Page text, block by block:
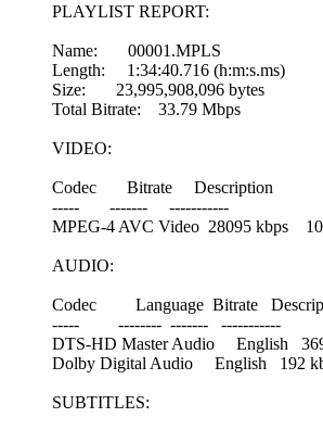
PLAYLIST REPORT:
Name: 00001.MPLS
Length: 1:34:40.716 (h:m:s.ms)
Size: 23,995,908,096 bytes
Total Bitrate: 33.79 Mbps
VIDEO:
Codec Bitrate Description
----- ------- -----------
MPEG-4 AVC Video 28095 kbps
AUDIO:
Codec Language Bitrate
----- -------- ------- -----------
DTS-HD Master Audio English
Dolby Digital Audio English 192
SUBTITLES: